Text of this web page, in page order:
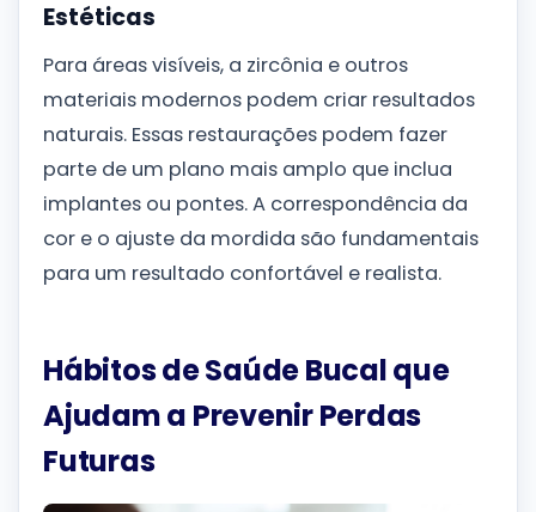
Estéticas
Para áreas visíveis, a zircônia e outros
materiais modernos podem criar resultados
naturais. Essas restaurações podem fazer
parte de um plano mais amplo que inclua
implantes ou pontes. A correspondência da
cor e o ajuste da mordida são fundamentais
para um resultado confortável e realista.
Hábitos de Saúde Bucal que
Ajudam a Prevenir Perdas
Futuras